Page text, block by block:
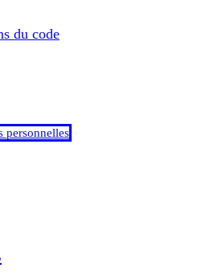
du code
personnelles